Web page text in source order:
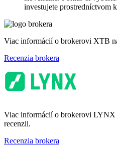
investujete prostredníctvom
Viac informácií o brokerovi XTB
Recenzia brokera
Viac informácií o brokerovi LYNX
recenzii.
Recenzia brokera